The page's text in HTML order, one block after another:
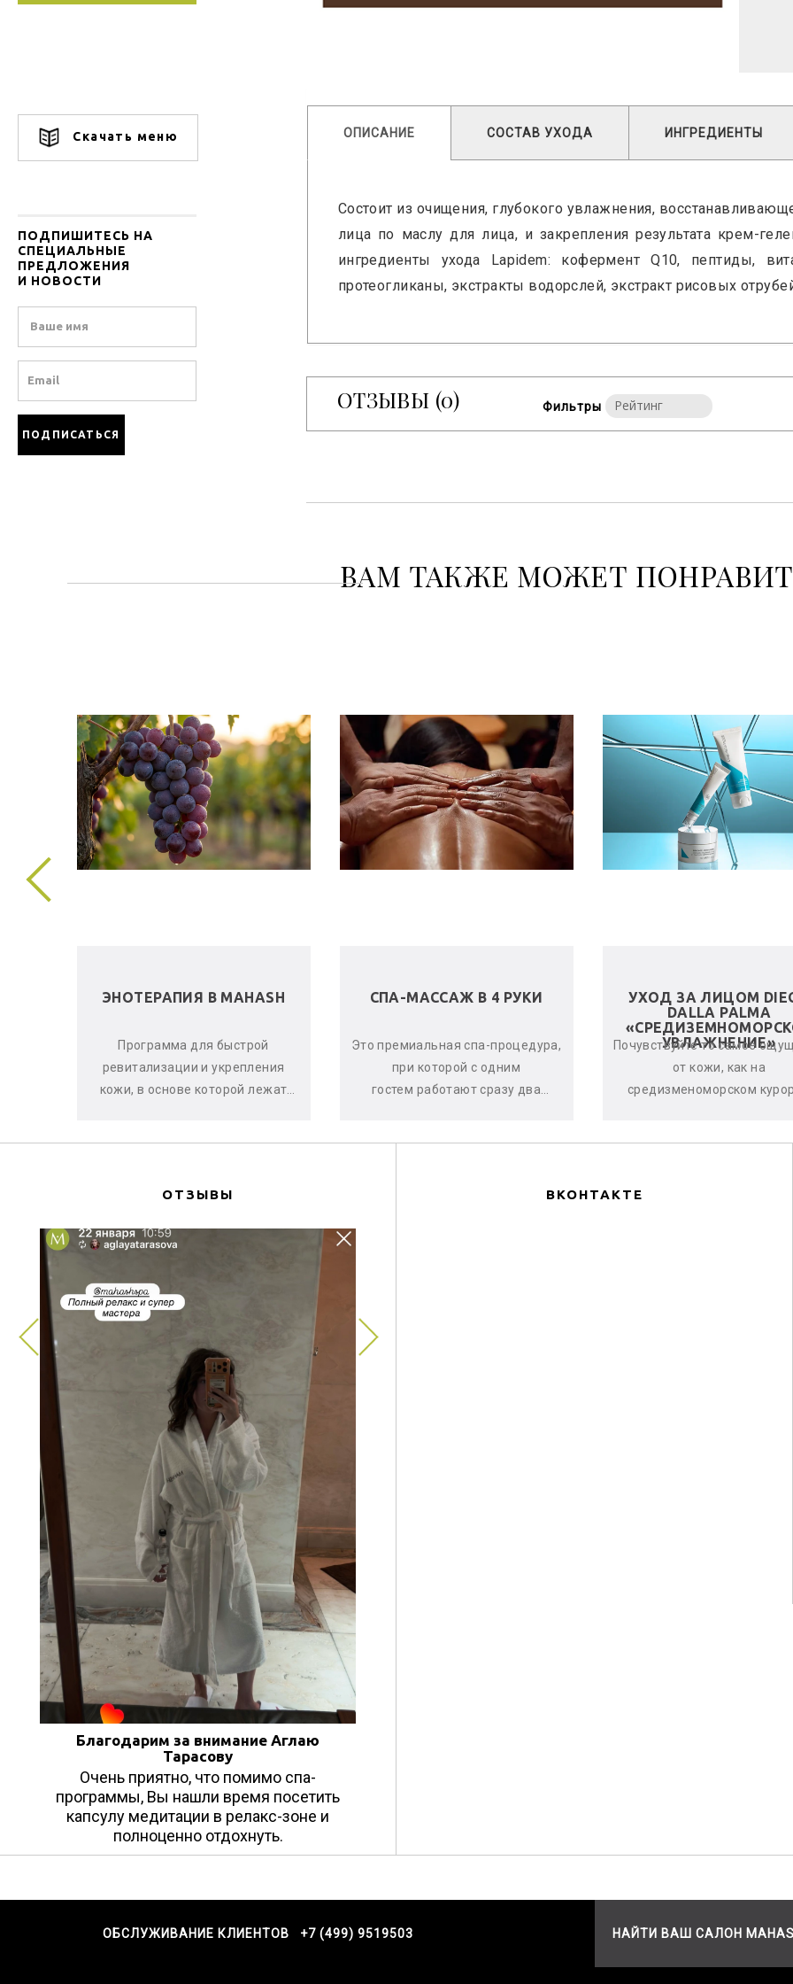
Скачать меню
ПОДПИШИТЕСЬ НА
СПЕЦИАЛЬНЫЕ
ПРЕДЛОЖЕНИЯ
И НОВОСТИ
ОПИСАНИЕ СОСТАВ УХОДА ИНГРЕДИЕНТЫ
Состоит из очищения, глубокого увлажнения,
лица по маслу для лица, и закрепления результата крем-
ингредиенты ухода Lapidem: кофермент Q10, пептиды,
протеогликаны, экстракты водорслей, экстракт рисовых
ОТЗЫВЫ (0) Фильтры
ВАМ ТАКЖЕ МОЖЕТ
ЭНОТЕРАПИЯ В MAHASH
Программа для быстрой
ревитализации и укрепления
кожи, в основе которой лежат
СПА-МАССАЖ В 4 РУКИ
Это премиальная спа-процедура,
при которой с одним
гостем работают сразу два
УХОД ЗА ЛИЦОМ
DALLA PALMA
УВЛАЖНЕНИЕ»
Почувствуйте то самое
от кожи, как на
средизменоморском
ОТЗЫВЫ
Благодарим за внимание Аглаю
Тарасову
Очень приятно, что помимо спа-
программы, Вы нашли время посетить
капсулу медитации в релакс-зоне и
полноценно отдохнуть.
ВКОНТАКТЕ
ОБСЛУЖИВАНИЕ КЛИЕНТОВ +7 (499) 9519503 НАЙТИ ВАШ САЛОН